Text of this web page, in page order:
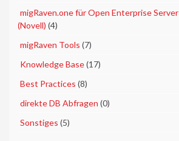
migRaven.one für Open Enterprise Server
(Novell) (4)
migRaven Tools (7)
Knowledge Base(17)
Best Practices (8)
direkte DB Abfragen (0)
Sonstiges (5)